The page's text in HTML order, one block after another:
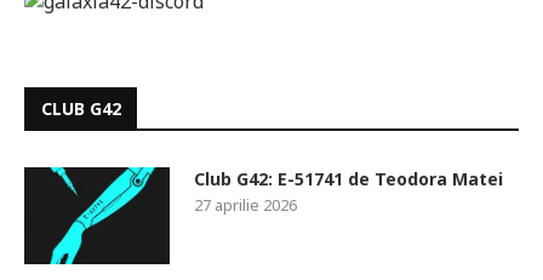
CLUB G42
Club G42: E-51741 de Teodora Matei
27 aprilie 2026